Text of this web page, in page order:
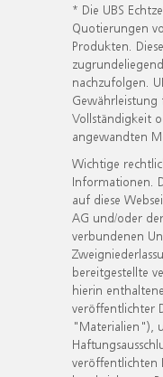
* Die UBS
Quotierungen
Produkten.
nachzufolgen.
Vollständigkeit
angewandten
Wichtige
Informationen.
auf diese
AG und/oder
verbundenen
bereitgestellte
hierin
veröffentlichter
"Materialien"),
veröffentlichten